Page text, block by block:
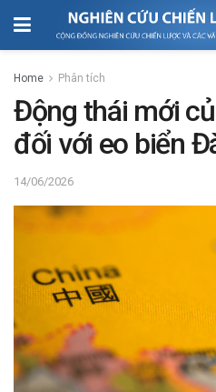
Home Phân tích
Động thái mới
đối với eo biển
14/06/2026